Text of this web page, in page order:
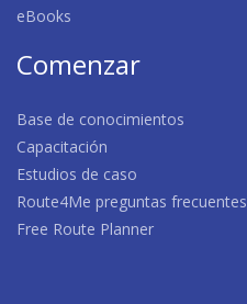
eBooks
Comenzar
Base de conocimientos
Capacitación
Estudios de caso
Route4Me preguntas frecuentes
Free Route Planner